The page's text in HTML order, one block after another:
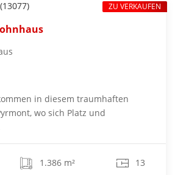
in diesem traumhaften
wo sich Platz und
1.386 m² 13
ZU VERKAUFEN